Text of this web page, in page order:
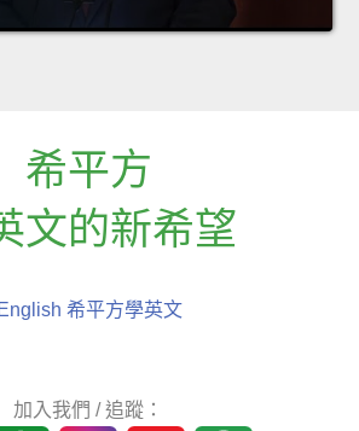
希平方
文的新希望
希平方學英文
加入我們 / 追蹤：